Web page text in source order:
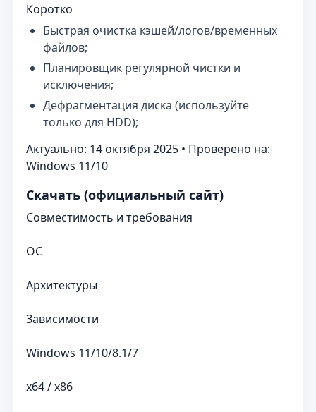
Коротко
Быстрая очистка кэшей/логов/временных
файлов;
Планировщик регулярной чистки и
исключения;
Дефрагментация диска (используйте
только для HDD);
Актуально: 14 октября 2025 • Проверено на:
Windows 11/10
Скачать (официальный сайт)
Совместимость и требования
ОС
Архитектуры
Зависимости
Windows 11/10/8.1/7
x64 / x86